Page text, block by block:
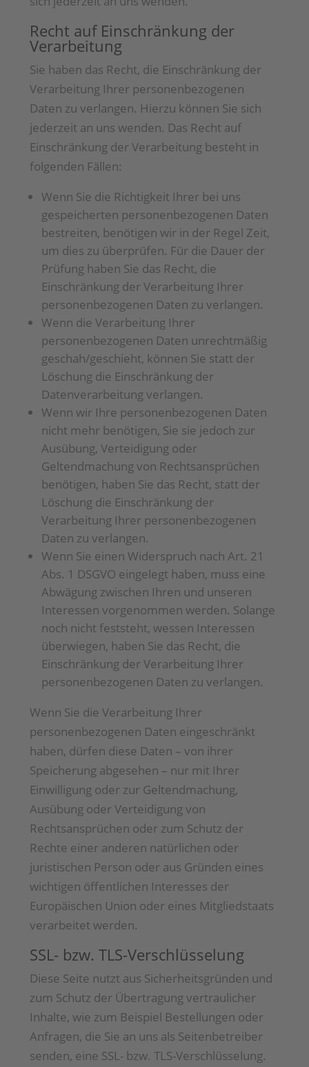
Recht auf Einschränkung der
Verarbeitung
Sie haben das Recht, die Einschränkung der
Verarbeitung Ihrer personenbezogenen
Daten zu verlangen. Hierzu können Sie sich
jederzeit an uns wenden. Das Recht auf
Einschränkung der Verarbeitung besteht in
folgenden Fällen:
Wenn Sie die Richtigkeit Ihrer bei uns
gespeicherten personenbezogenen Daten
bestreiten, benötigen wir in der Regel Zeit,
um dies zu überprüfen. Für die Dauer der
Prüfung haben Sie das Recht, die
Einschränkung der Verarbeitung Ihrer
personenbezogenen Daten zu verlangen.
Wenn die Verarbeitung Ihrer
personenbezogenen Daten unrechtmäßig
geschah/geschieht, können Sie statt der
Löschung die Einschränkung der
Datenverarbeitung verlangen.
Wenn wir Ihre personenbezogenen Daten
nicht mehr benötigen, Sie sie jedoch zur
Ausübung, Verteidigung oder
Geltendmachung von Rechtsansprüchen
benötigen, haben Sie das Recht, statt der
Löschung die Einschränkung der
Verarbeitung Ihrer personenbezogenen
Daten zu verlangen.
Wenn Sie einen Widerspruch nach Art. 21
Abs. 1 DSGVO eingelegt haben, muss eine
Abwägung zwischen Ihren und unseren
Interessen vorgenommen werden. Solange
noch nicht feststeht, wessen Interessen
überwiegen, haben Sie das Recht, die
Einschränkung der Verarbeitung Ihrer
personenbezogenen Daten zu verlangen.
Wenn Sie die Verarbeitung Ihrer
personenbezogenen Daten eingeschränkt
haben, dürfen diese Daten – von ihrer
Speicherung abgesehen – nur mit Ihrer
Einwilligung oder zur Geltendmachung,
Ausübung oder Verteidigung von
Rechtsansprüchen oder zum Schutz der
Rechte einer anderen natürlichen oder
juristischen Person oder aus Gründen eines
wichtigen öffentlichen Interesses der
Europäischen Union oder eines Mitgliedstaats
verarbeitet werden.
SSL- bzw. TLS-Verschlüsselung
Diese Seite nutzt aus Sicherheitsgründen und
zum Schutz der Übertragung vertraulicher
Inhalte, wie zum Beispiel Bestellungen oder
Anfragen, die Sie an uns als Seitenbetreiber
senden, eine SSL- bzw. TLS-Verschlüsselung.